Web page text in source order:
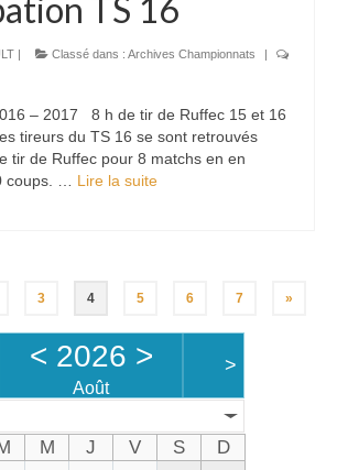
TS 16
| Classé dans : Archives Championnats
|
– 2017 8 h de tir de Ruffec 15 et 16
tireurs du TS 16 se sont retrouvés
tir de Ruffec pour 8 matchs en en
coups. … Lire la suite­­
3 4 5 6 7 »
< 2026 >
Août
>
M J V S
D